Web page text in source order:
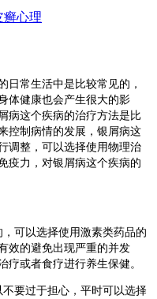
癣心理
日常生活中是比较常见的，
体健康也会产生很大的影
病这个疾病的治疗方法是比
控制病情的发展，银屑病这
调整，可以选择使用物理治
疫力，对银屑病这个疾病的
可以选择使用激素类药品的
效的避免出现严重的并发
疗或者食疗进行养生保健。
要过于担心，平时可以选择